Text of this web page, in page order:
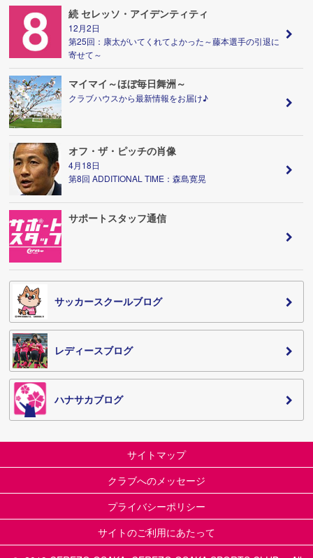
続 セレッソ・アイデンティティ
12月2日
第25回：康太がいてくれてよかった～藤本選手の引退に
寄せて～
マイマイ～ほぼ毎日舞洲～
クラブハウスから最新情報をお届け♪
オフ・ザ・ピッチの肖像
4月18日
第8回 ADDITIONAL TIME：森島寛晃
サポートスタッフ通信
サッカースクールブログ
レディースブログ
ハナサカブログ
サイトマップ
クラブへのメッセージ
プライバシーポリシー
サイトのご利用にあたって